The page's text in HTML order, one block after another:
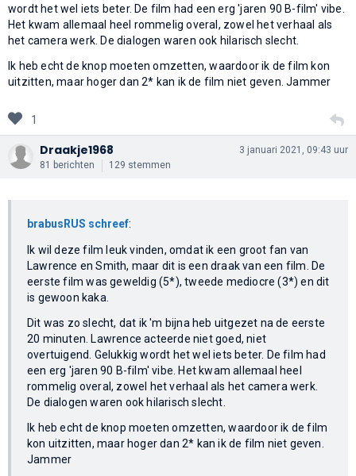
wordt het wel iets beter. De film had een erg 'jaren 90 B-film' vibe.
Het kwam allemaal heel rommelig overal, zowel het verhaal als
het camera werk. De dialogen waren ook hilarisch slecht.
Ik heb echt de knop moeten omzetten, waardoor ik de film kon
uitzitten, maar hoger dan 2* kan ik de film niet geven. Jammer
1
Draakje1968
81 berichten 129 stemmen
3 januari 2021, 09:43 uur
brabusRUS schreef:
Ik wil deze film leuk vinden, omdat ik een groot fan van
Lawrence en Smith, maar dit is een draak van een film. De
eerste film was geweldig (5*), tweede mediocre (3*) en dit
is gewoon kaka.
Dit was zo slecht, dat ik 'm bijna heb uitgezet na de eerste
20 minuten. Lawrence acteerde niet goed, niet
overtuigend. Gelukkig wordt het wel iets beter. De film had
een erg 'jaren 90 B-film' vibe. Het kwam allemaal heel
rommelig overal, zowel het verhaal als het camera werk.
De dialogen waren ook hilarisch slecht.
Ik heb echt de knop moeten omzetten, waardoor ik de film
kon uitzitten, maar hoger dan 2* kan ik de film niet geven.
Jammer